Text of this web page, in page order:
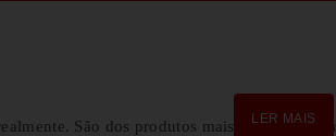
São dos produtos mais procurados
LER MAIS